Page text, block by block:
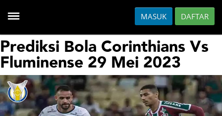
HOME
DAFTAR
HOT GAMES
MASUK DAFTAR
Prediksi Bola Corinthians Vs
Fluminense 29 Mei 2023